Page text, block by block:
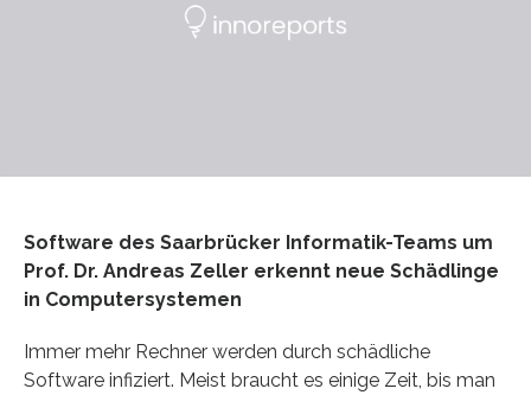
Software des Saarbrücker Informatik-Teams um
Prof. Dr. Andreas Zeller erkennt neue Schädlinge
in Computersystemen
Immer mehr Rechner werden durch schädliche
Software infiziert. Meist braucht es einige Zeit, bis man